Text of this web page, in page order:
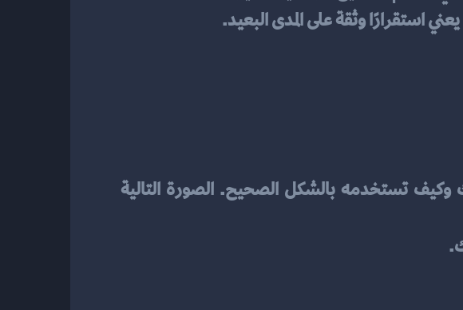
يعني استقرارًا وثقة على المدى البعيد.